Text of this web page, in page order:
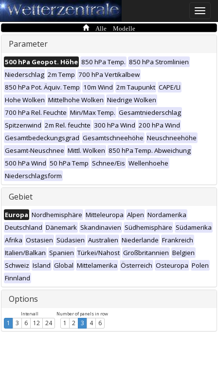
Toggle
Alle Modelle
Parameter
500 hPa Geopot. Höhe 850 hPa Temp. 850 hPa Stromlinien
Niederschlag 2m Temp 700 hPa Vertikalbew
850 hPa Pot. Äquiv. Temp 10m Wind 2m Taupunkt CAPE/LI
Hohe Wolken Mittelhohe Wolken Niedrige Wolken
700 hPa Rel. Feuchte Min/Max Temp. Gesamtniederschlag
Spitzenwind 2m Rel. feuchte 300 hPa Wind 200 hPa Wind
Gesamtbedeckungsgrad Gesamtschneehöhe Neuschneehöhe
Gesamt-Neuschnee Mittl. Wolken 850 hPa Temp. Abweichung
500 hPa Wind 50 hPa Temp Schnee/Eis Wellenhoehe
Niederschlagsform
Gebiet
Europa Nordhemisphäre Mitteleuropa Alpen Nordamerika
Deutschland Dänemark Skandinavien Südhemisphäre Südamerika
Afrika Ostasien Südasien Australien Niederlande Frankreich
Italien/Balkan Spanien Türkei/Nahost Großbritannien Belgien
Schweiz Island Global Mittelamerika Österreich Osteuropa Polen
Finnland
Options
Intervall
1 3 6 12 24
Number of panels in row
1 2 3 4 6